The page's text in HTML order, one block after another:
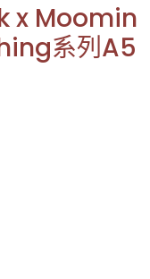
x Moomin
系列A5